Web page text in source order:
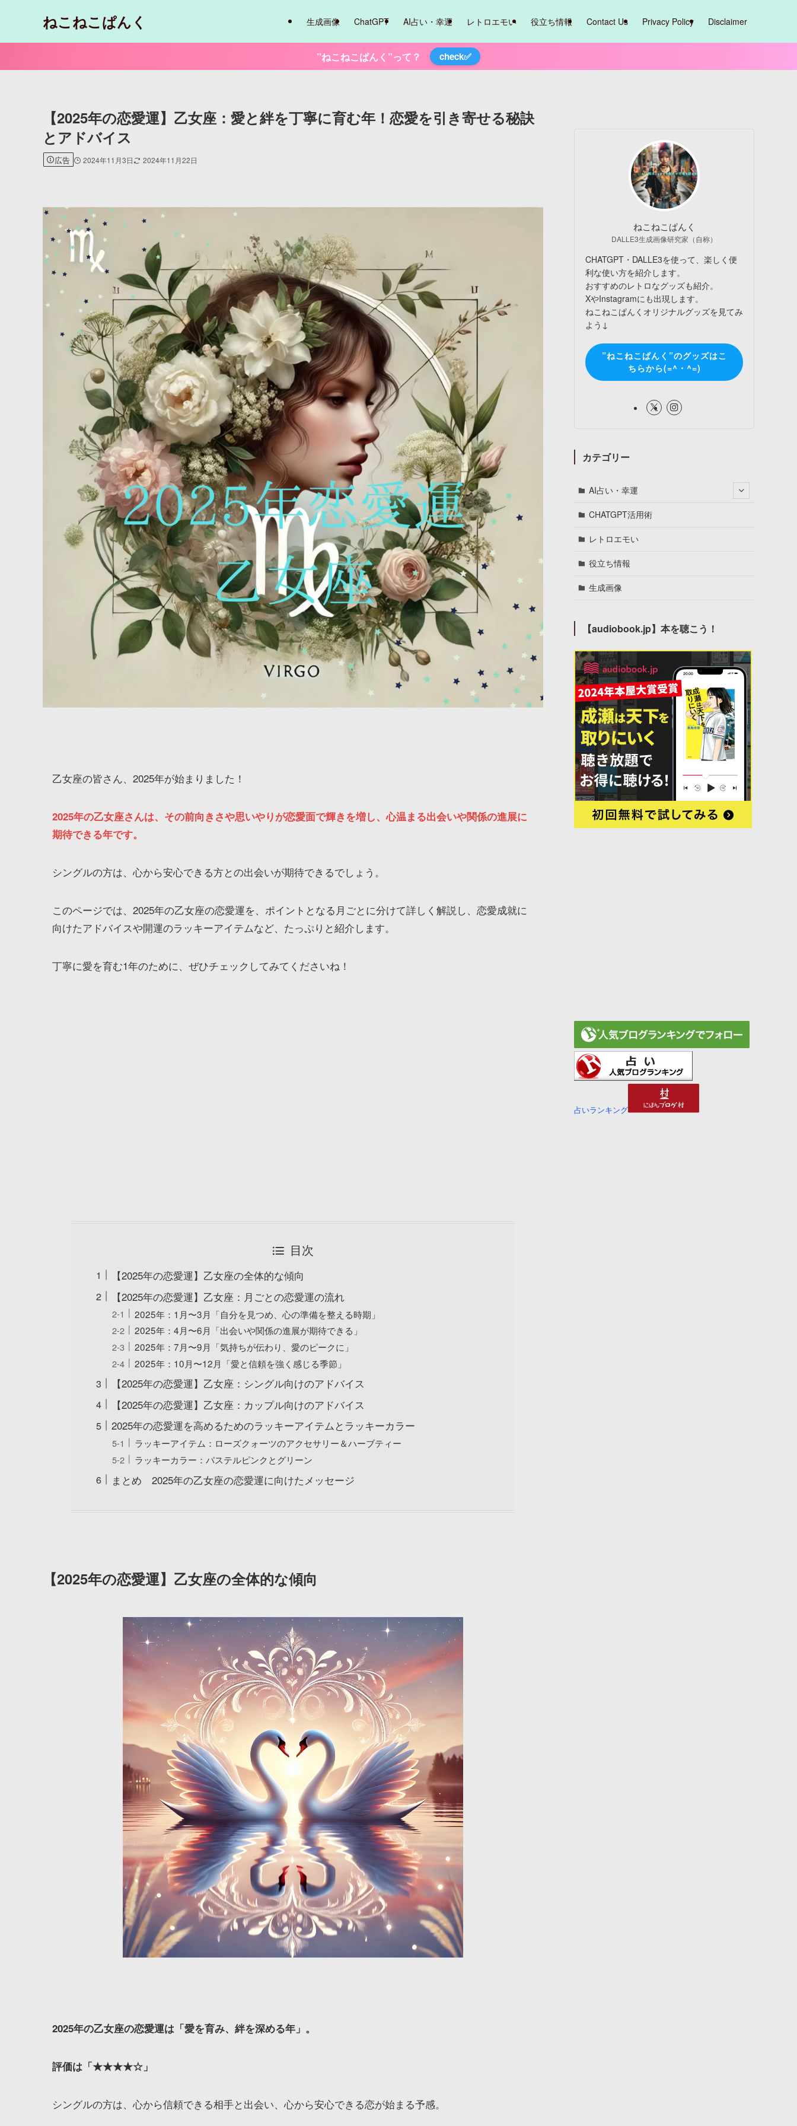
ねこねこぱんく 生成画像 ChatGPT AI占い・幸運 レトロエモい 役立ち情報 Contact Us Privacy Policy Disclaimer
”ねこねこぱんく”って？ check✅
【2025年の恋愛運】乙女座：愛と絆を丁寧に育む年！恋愛を引き寄せる秘訣
とアドバイス
広告 2024年11月3日 2024年11月22日
乙女座の皆さん、2025年が始まりました！
2025年の乙女座さんは、その前向きさや思いやりが恋愛面で輝きを増し、心温まる出会いや関係の進展に
期待できる年です。
シングルの方は、心から安心できる方との出会いが期待できるでしょう。
このページでは、2025年の乙女座の恋愛運を、ポイントとなる月ごとに分けて詳しく解説し、恋愛成就に
向けたアドバイスや開運のラッキーアイテムなど、たっぷりと紹介します。
丁寧に愛を育む1年のために、ぜひチェックしてみてくださいね！
目次
【2025年の恋愛運】乙女座の全体的な傾向
【2025年の恋愛運】乙女座：月ごとの恋愛運の流れ
2025年：1月〜3月「自分を見つめ、心の準備を整える時期」
2025年：4月〜6月「出会いや関係の進展が期待できる」
2025年：7月〜9月「気持ちが伝わり、愛のピークに」
2025年：10月〜12月「愛と信頼を強く感じる季節」
【2025年の恋愛運】乙女座：シングル向けのアドバイス
【2025年の恋愛運】乙女座：カップル向けのアドバイス
2025年の恋愛運を高めるためのラッキーアイテムとラッキーカラー
ラッキーアイテム：ローズクォーツのアクセサリー＆ハーブティー
ラッキーカラー：パステルピンクとグリーン
まとめ 2025年の乙女座の恋愛運に向けたメッセージ
【2025年の恋愛運】乙女座の全体的な傾向
2025年の乙女座の恋愛運は「愛を育み、絆を深める年」。
評価は「★★★★☆」
シングルの方は、心から信頼できる相手と出会い、心から安心できる恋が始まる予感。
ねこねこぱんく
DALLE3生成画像研究家（自称）
CHATGPT・DALLE3を使って、楽しく便
利な使い方を紹介します。
おすすめのレトロなグッズも紹介。
XやInstagramにも出現します。
ねこねこぱんくオリジナルグッズを見てみ
よう↓
”ねこねこぱんく”のグッズはこ
ちらから(=^・^=)
カテゴリー
AI占い・幸運
CHATGPT活用術
レトロエモい
役立ち情報
生成画像
【audiobook.jp】本を聴こう！
占いランキング